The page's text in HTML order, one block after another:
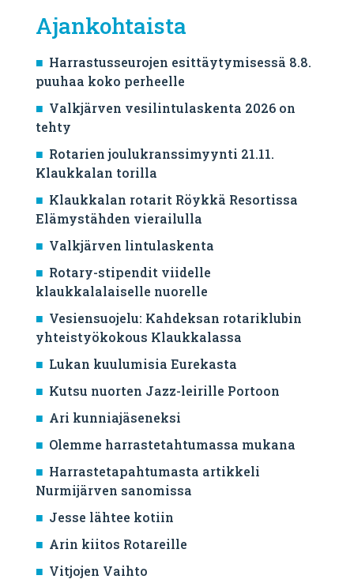
Ajankohtaista
Harrastusseurojen esittäytymisessä 8.8.
puuhaa koko perheelle
Valkjärven vesilintulaskenta 2026 on
tehty
Rotarien joulukranssimyynti 21.11.
Klaukkalan torilla
Klaukkalan rotarit Röykkä Resortissa
Elämystähden vierailulla
Valkjärven lintulaskenta
Rotary-stipendit viidelle
klaukkalalaiselle nuorelle
Vesiensuojelu: Kahdeksan rotariklubin
yhteistyökokous Klaukkalassa
Lukan kuulumisia Eurekasta
Kutsu nuorten Jazz-leirille Portoon
Ari kunniajäseneksi
Olemme harrastetahtumassa mukana
Harrastetapahtumasta artikkeli
Nurmijärven sanomissa
Jesse lähtee kotiin
Arin kiitos Rotareille
Vitjojen Vaihto